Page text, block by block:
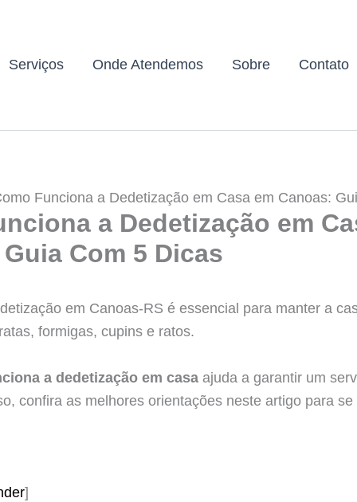
Serviços Onde Atendemos Sobre Contato
Funciona a Dedetização em Casa em Canoas:
a Dedetização em
Com 5 Dicas
em Canoas-RS é essencial para manter a
formigas, cupins e ratos.
a dedetização em casa ajuda a garantir um
confira as melhores orientações neste artigo para se
]